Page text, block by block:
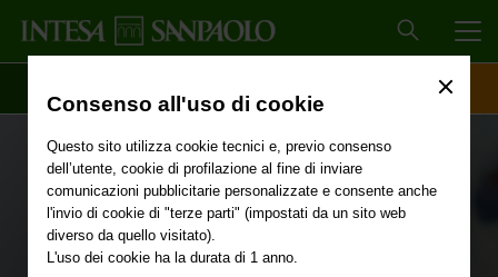
Consenso all'uso di cookie
Questo sito utilizza cookie tecnici e, previo consenso
dell’utente, cookie di profilazione al fine di inviare
comunicazioni pubblicitarie personalizzate e consente anche
l'invio di cookie di "terze parti" (impostati da un sito web
diverso da quello visitato).
L'uso dei cookie ha la durata di 1 anno.
Iniziativa
Superbonus,